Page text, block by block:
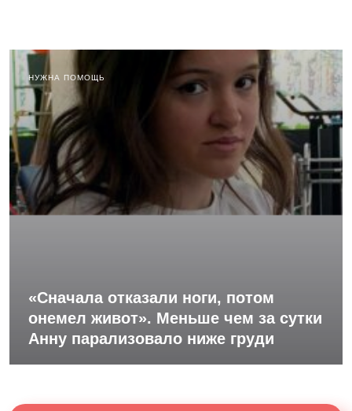
НУЖНА ПОМОЩЬ
«Сначала отказали ноги, потом
онемел живот». Меньше чем за сутки
Анну парализовало ниже груди